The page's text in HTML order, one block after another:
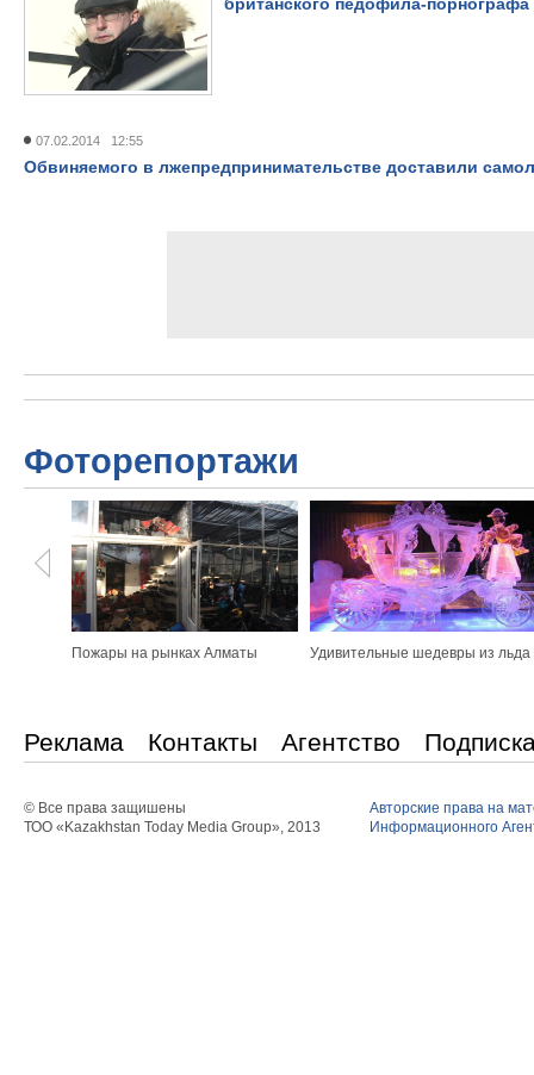
07.02.2014 12:55
Обвиняемого в лжепредпринимательстве доставили
Фоторепортажи
Пожары на рынках Алматы Удивительные шедевры из льда
Реклама Контакты Агентство
© Все права защишены
ТОО «Kazakhstan Today Media Group», 2013
Авторские права на
Информационного